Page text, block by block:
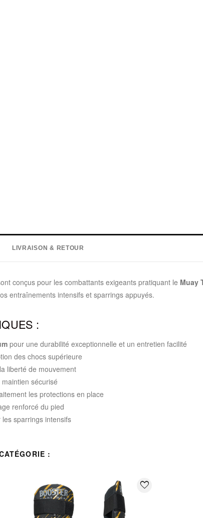
LIVRAISON & RETOUR
conçus pour les combattants exigeants pratiquant le Muay
entraînements intensifs et sparrings appuyés.
:
pour une durabilité exceptionnelle et un entretien facilité
des chocs supérieure
liberté de mouvement
sécurisé
les protections en place
renforcé du pied
sparrings intensifs
:
favorite_border